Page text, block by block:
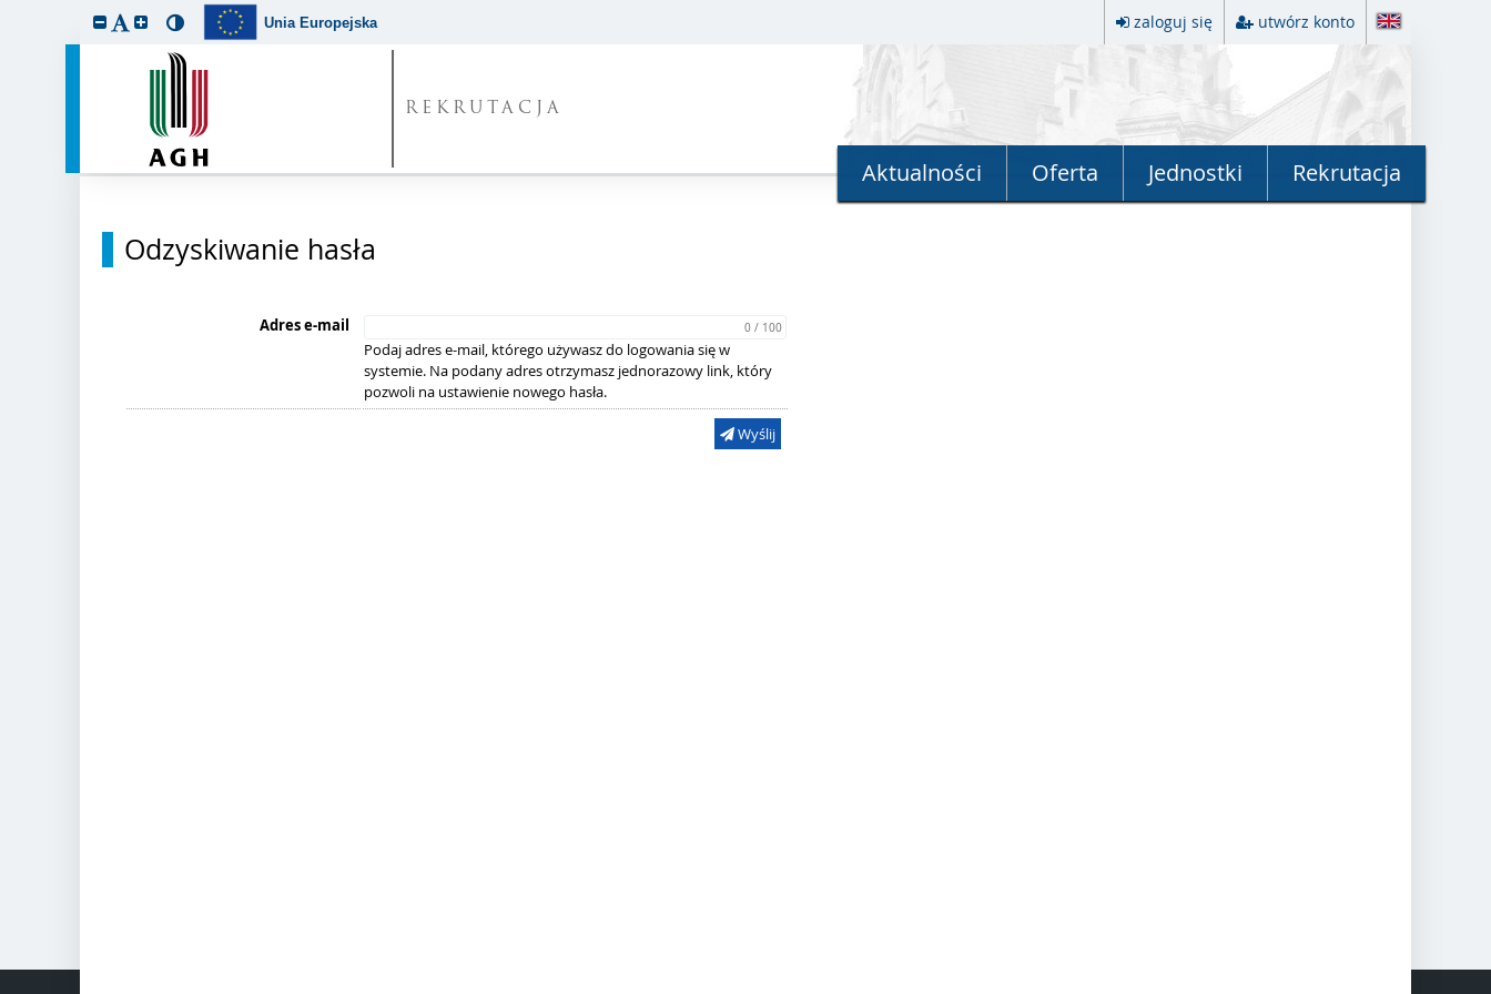
Unia Europejska zaloguj się utwórz konto
REKRUTACJA
Aktualności Oferta Jednostki Rekrutacja
Odzyskiwanie hasła
Adres e-mail 0 / 100
Podaj adres e-mail, którego używasz do logowania się w
systemie. Na podany adres otrzymasz jednorazowy link, który
pozwoli na ustawienie nowego hasła.
Wyślij